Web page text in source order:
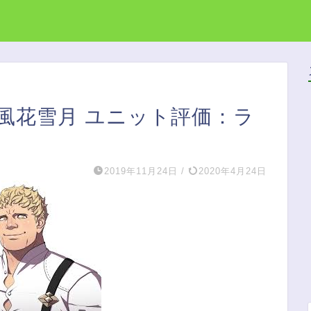
花雪月 ユニット評価：ラ
2019年11月24日 / 2020年4月24日